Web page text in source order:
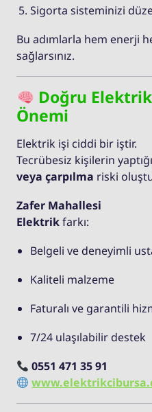
Sigorta sisteminizi
Bu adımlarla hem enerji
sağlarsınız.
Doğru
Önemi
Elektrik işi ciddi bir iştir.
Tecrübesiz kişilerin
veya çarpılma riski
Zafer Mahallesi
Elektrikfarkı:
Belgeli ve deneyimli
Kaliteli malzeme
Faturalı ve garantili
7/24 ulaşılabilir destek
0551 471 35 91